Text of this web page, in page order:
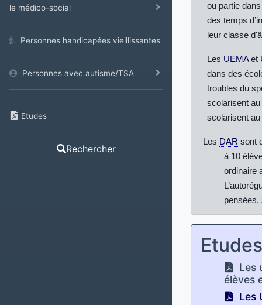
le médico-social
Personnes handicapées vieillissantes
Personnes avec autisme/TSA
Etudes
Rechercher
ou partie
des temps
leur classe
Les UEMAet
dans des
troubles du
scolarisent
scolarisent
Les DAR sont
à 10
ordinaire
pensées,
Etudes
Les
élèves
Les